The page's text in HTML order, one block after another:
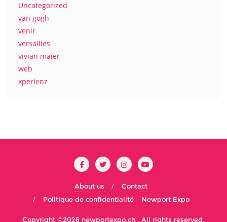
Uncategorized
van gogh
venir
versailles
vivian maier
web
xperienz
About us
Contact
Politique de confidentialité – Newport Expo
Copyright ©2026 newportexpo.ch . All rights reserved.